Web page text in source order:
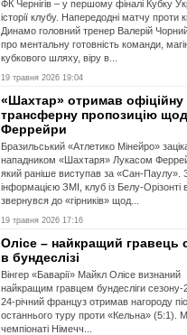
ФК Чернігів – у першому фіналі Кубку
історії клубу. Напередодні матчу проти
Динамо головний тренер Валерій
про ментальну готовність команди,
кубкового шляху, віру в...
19 травня 2026 19:04
«Шахтар» отримав офіційну
трансферну пропозицію
Феррейри
Бразильський «Атлетико Мінейро»
нападником «Шахтаря» Лукасом
який раніше виступав за «Сан-Паулу».
інформацією ЗМІ, клуб із Белу-Орізонті
звернувся до «гірників» щод...
19 травня 2026 17:16
Олісе – найкращий гравець
в бундеслізі
Вінгер «Баварії» Майкл Олісе визнаний
найкращим гравцем бундесліги сезону-
24-річний француз отримав нагороду
останнього туру проти «Кельна» (5:1).
чемпіонаті Німечч...